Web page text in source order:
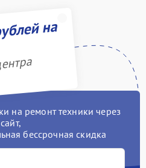
на
на ремонт техники через
сайт,
бессрочная скидка